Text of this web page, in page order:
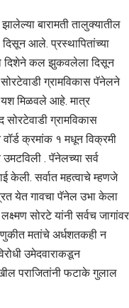
बारामती तालुक्यातील
आले. प्रस्थापितांच्या
दिशेने कल झुकवलेला दिसून
ग्रामविकास पॅनेलने
मिळवले आहे. मात्र
ग्रामविकास
क्रमांक १ मधून विक्रमी
उमटविली . पॅनेलच्या सर्व
केली. सर्वात महत्वाचे म्हणजे
येत गावचा पॅनेल उभा केला
सोरटे यांनी सर्वच जागांवर
मतांचे अर्धशतकही न
उमेदवाराकडून
पराजितांनी फटाके गुलाल